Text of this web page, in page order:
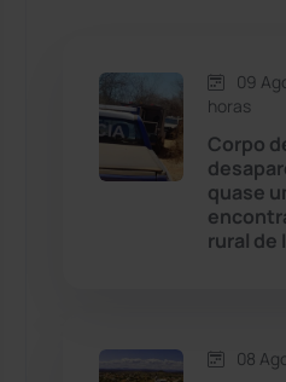
Caetité
Candiba
Cândido Sales
09
horas
Corpo
quase
rural de
08